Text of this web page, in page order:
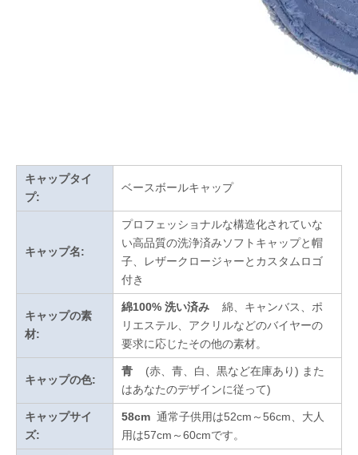
キャップタイ
プ:
ベースボールキャップ
キャップ名:
プロフェッショナルな構造化されていな
い高品質の洗浄済みソフトキャップと帽
子、レザークロージャーとカスタムロゴ
付き
キャップの素
材:
綿100% 洗い済み
綿、キャンバス、ポ
リエステル、アクリルなどのバイヤーの
要求に応じたその他の素材。
キャップの色:
青 (赤、青、白、黒など在庫あり) また
はあなたのデザインに従って)
キャップサイ
ズ:
58cm 通常子供用は52cm～56cm、大人
用は57cm～60cmです。